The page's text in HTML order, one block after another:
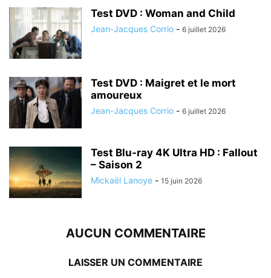
Test DVD : Woman and Child
Jean-Jacques Corrio - 6 juillet 2026
Test DVD : Maigret et le mort
amoureux
Jean-Jacques Corrio - 6 juillet 2026
Test Blu-ray 4K Ultra HD : Fallout
– Saison 2
Mickaël Lanoye - 15 juin 2026
AUCUN COMMENTAIRE
LAISSER UN COMMENTAIRE